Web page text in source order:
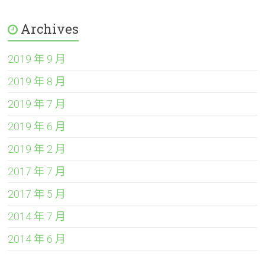
Archives
2019 年 9 月
2019 年 8 月
2019 年 7 月
2019 年 6 月
2019 年 2 月
2017 年 7 月
2017 年 5 月
2014 年 7 月
2014 年 6 月